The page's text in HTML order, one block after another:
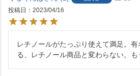
投稿日
2023/04/16
レチノールがたっぷり使えて満足。
る、レチノール商品と変わらない。も